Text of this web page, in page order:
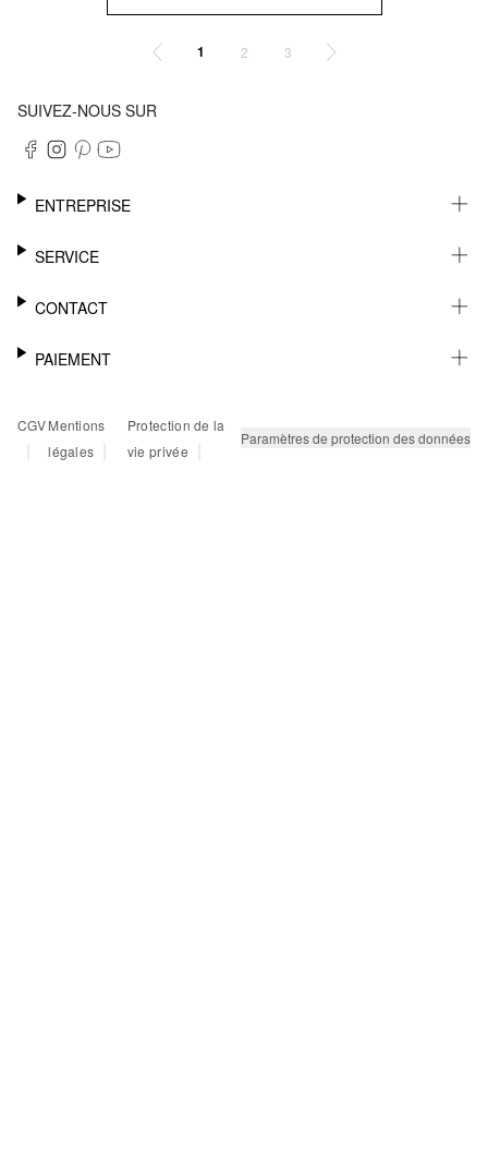
1 2 3
SUIVEZ-NOUS SUR
ENTREPRISE
CARRIÈRE
SERVICE
NEWSLETTER
MÉMO
RETOURS
FAQ
CONTACT
AIDE
PAIEMENT
PAYPAL
CARTE BANCAIRE
CGV
|
Mentions
légales |
Protection de la
vie privée
| Paramètres de protection des données